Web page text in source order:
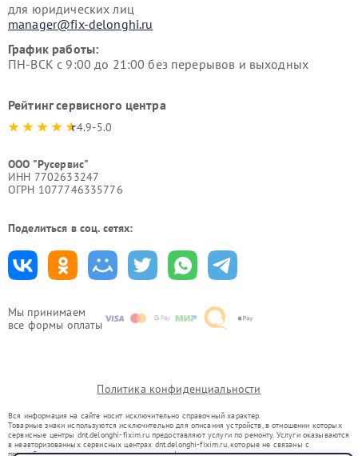
Мы принимаем
все формы оплаты
для юридических лиц
manager@fix-delonghi.ru
График работы:
ПН-ВСК с 9:00 до 21:00 без перерывов и выходных
Рейтинг сервисного центра
4.9-5.0
ООО "Русервис"
ИНН 7702633247
ОГРН 1077746335776
Поделиться в соц. сетях:
Политика конфиденциальности
Вся информация на сайте носит исключительно справочный характер.
Товарные знаки используются исключительно для описания устройств, в отношении которых
сервисные центры dnt.delonghi-fixim.ru предоставляют услуги по ремонту. Услуги оказываются
в неавторизованных сервисных центрах dnt.delonghi-fixim.ru, которые не связаны с